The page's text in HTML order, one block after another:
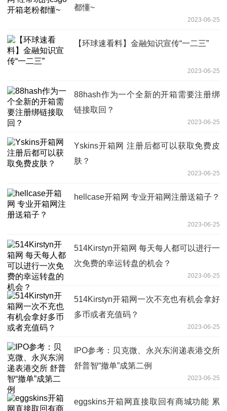
都懂~
2023-06-25
【环球速看料】金融知识宣传“一二三”
2023-06-25
88hash作为一个全新的开箱需要注册绑
链接取回？
2023-06-25
Yskins开箱网 注册后都可以获取免费皮
肤？
2023-06-25
hellcase开箱网 专业开箱网注册送箱子？
2023-06-25
514Kirstyn开箱网 每天每人都可以进行一
次免费的幸运转盘的机会？
2023-06-25
514Kirstyn开箱网一次不充也有机会拿好
多币或者充值码？
2023-06-25
IPO参考：贝克微、永兴东润递表港交所
舒普智“撤单”成第二例
2023-06-25
eggskins开箱网直接取回有商城功能 累